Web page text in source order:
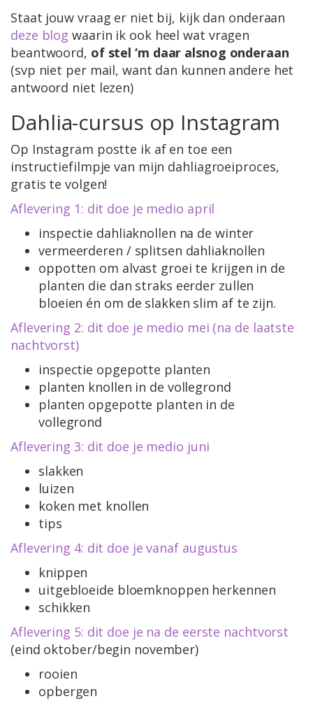
Staat jouw vraag er niet bij, kijk dan onderaan
deze blog waarin ik ook heel wat vragen
beantwoord, of stel ‘m daar alsnog onderaan
(svp niet per mail, want dan kunnen andere het
antwoord niet lezen)
Dahlia-cursus op Instagram
Op Instagram postte ik af en toe een
instructiefilmpje van mijn dahliagroeiproces,
gratis te volgen!
Aflevering 1: dit doe je medio april
inspectie dahliaknollen na de winter
vermeerderen / splitsen dahliaknollen
oppotten om alvast groei te krijgen in de
planten die dan straks eerder zullen
bloeien én om de slakken slim af te zijn.
Aflevering 2: dit doe je medio mei (na de laatste
nachtvorst)
inspectie opgepotte planten
planten knollen in de vollegrond
planten opgepotte planten in de
vollegrond
Aflevering 3: dit doe je medio juni
slakken
luizen
koken met knollen
tips
Aflevering 4: dit doe je vanaf augustus
knippen
uitgebloeide bloemknoppen herkennen
schikken
Aflevering 5: dit doe je na de eerste nachtvorst
(eind oktober/begin november)
rooien
opbergen